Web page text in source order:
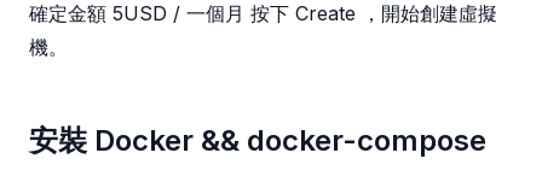
確定金額 5USD / 一個月 按下 Create ，開始創建虛擬
機。
安裝 Docker && docker-compose